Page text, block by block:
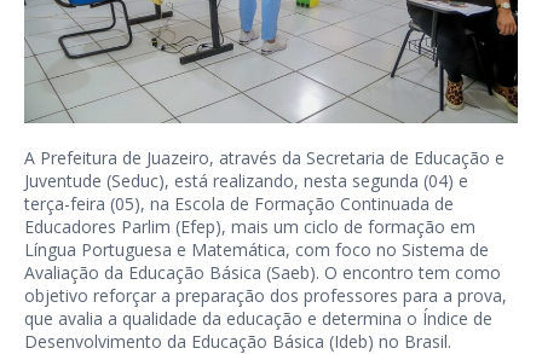
A Prefeitura de Juazeiro, através da Secretaria de Educação e
Juventude (Seduc), está realizando, nesta segunda (04) e
terça-feira (05), na Escola de Formação Continuada de
Educadores Parlim (Efep), mais um ciclo de formação em
Língua Portuguesa e Matemática, com foco no Sistema de
Avaliação da Educação Básica (Saeb). O encontro tem como
objetivo reforçar a preparação dos professores para a prova,
que avalia a qualidade da educação e determina o Índice de
Desenvolvimento da Educação Básica (Ideb) no Brasil.